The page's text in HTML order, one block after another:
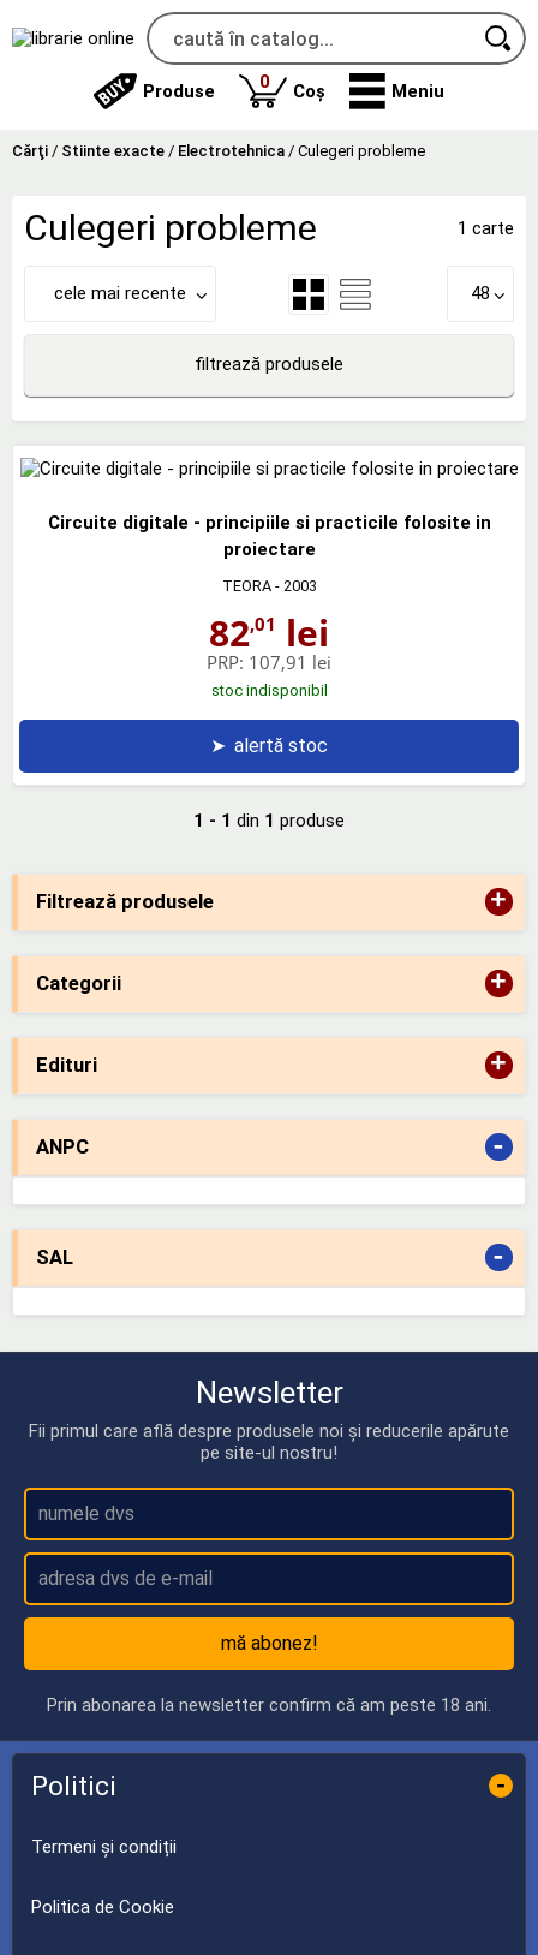
Produse 0produse
Coș Meniu
Cărţi / Stiinte exacte / Electrotehnica / Culegeri probleme
Filtrează produsele +
Categorii +
Edituri +
ANPC -
SAL -
Culegeri probleme 1 carte
cele mai recente 48
filtrează produsele
Circuite digitale - principiile si practicile folosite in
proiectare
TEORA- 2003
82,01 lei
PRP: 107,91 lei
stoc indisponibil
➤ alertă stoc
1 - 1 din 1 produse
Newsletter
Fii primul care află despre produsele noi și reducerile apărute
pe site-ul nostru!
mă abonez!
Prin abonarea la newsletter confirm că am peste 18 ani.
Politici -
Termeni și condiții
Politica de Cookie